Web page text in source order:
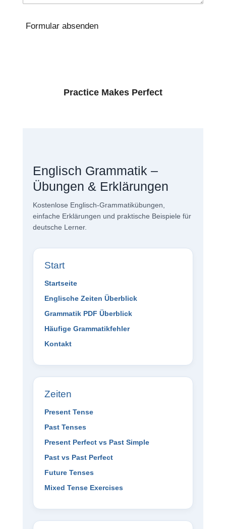
Formular absenden
Practice Makes Perfect
Englisch Grammatik –
Übungen & Erklärungen
Kostenlose Englisch-Grammatikübungen,
einfache Erklärungen und praktische Beispiele für
deutsche Lerner.
Start
Startseite
Englische Zeiten Überblick
Grammatik PDF Überblick
Häufige Grammatikfehler
Kontakt
Zeiten
Present Tense
Past Tenses
Present Perfect vs Past Simple
Past vs Past Perfect
Future Tenses
Mixed Tense Exercises